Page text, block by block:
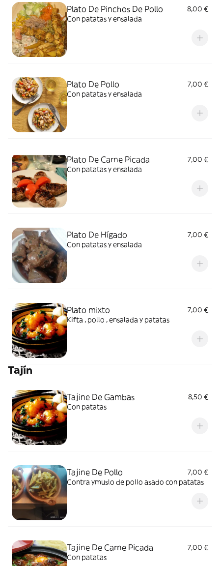
Plato De Pinchos De Pollo
8,00 €
Con patatas y ensalada
Plato De Pollo
7,00 €
Con patatas y ensalada
Plato De Carne Picada
7,00 €
Con patatas y ensalada
Plato De Hígado
7,00 €
Con patatas y ensalada
Plato mixto
7,00 €
Kifta , pollo , ensalada y patatas
Tajín
Tajine De Gambas
8,50 €
Con patatas
Tajine De Pollo
7,00 €
Contra ymuslo de pollo asado con patatas
Tajine De Carne Picada
7,00 €
Con patatas